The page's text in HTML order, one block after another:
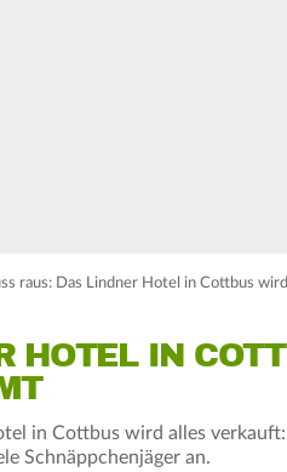
raus: Das Lindner Hotel in Cottbus
HOTEL IN
in Cottbus wird alles
Schnäppchenjäger an.